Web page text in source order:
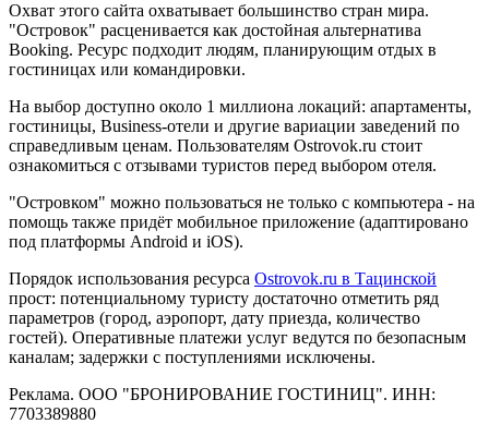
Охват этого сайта охватывает большинство стран мира.
"Островок" расценивается как достойная альтернатива
Booking. Ресурс подходит людям, планирующим отдых в
гостиницах или командировки.
На выбор доступно около 1 миллиона локаций: апартаменты,
гостиницы, Business-отели и другие вариации заведений по
справедливым ценам. Пользователям Ostrovok.ru стоит
ознакомиться с отзывами туристов перед выбором отеля.
"Островком" можно пользоваться не только с компьютера - на
помощь также придёт мобильное приложение (адаптировано
под платформы Android и iOS).
Порядок использования ресурса Ostrovok.ru в Тацинской
прост: потенциальному туристу достаточно отметить ряд
параметров (город, аэропорт, дату приезда, количество
гостей). Оперативные платежи услуг ведутся по безопасным
каналам; задержки с поступлениями исключены.
Реклама. ООО "БРОНИРОВАНИЕ ГОСТИНИЦ". ИНН:
7703389880